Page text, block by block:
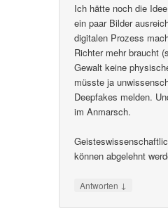
Ich hätte noch die
ein paar Bilder
digitalen Prozess
Richter mehr braucht
Gewalt keine
müsste ja
Deepfakes melden.
im Anmarsch.
können abgelehnt
Antworten ↓